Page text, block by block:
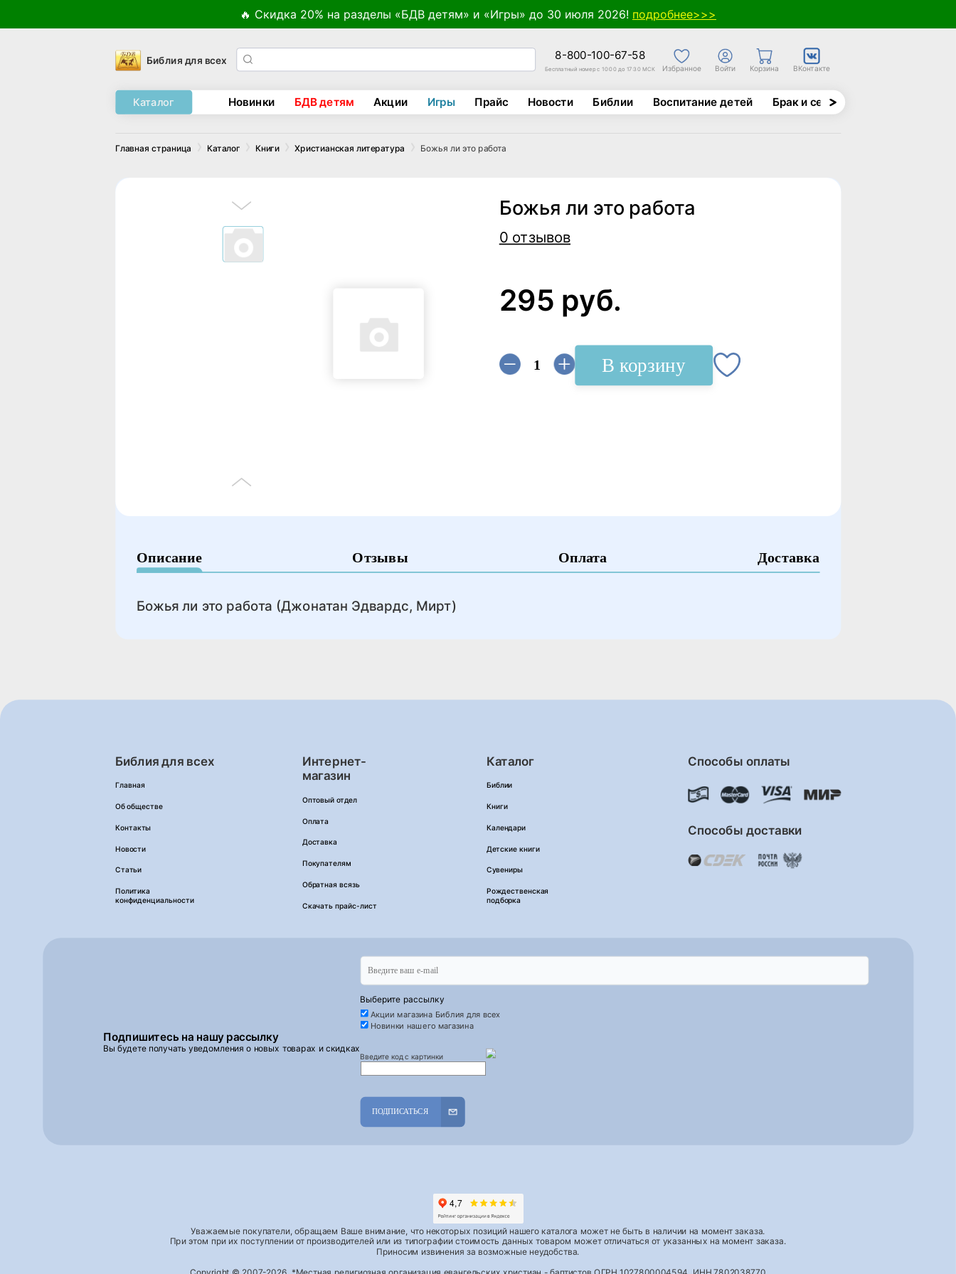
🔥 Скидка 20% на разделы «БДВ детям» и «Игры» до 30 июля 2026! подробнее>>>
Библия для всех 8-800-100-67-58
Бесплатный номер с 10:00 до 17:30 МСК Избранное Войти Корзина ВКонтакте
Каталог Новинки БДВ детям Акции Игры Прайс Новости Библии Воспитание детей Брак и семья
Главная страница Каталог Книги Христианская литература Божья ли это работа
Божья ли это работа
0 отзывов
295 руб.
В корзину
Описание Отзывы Оплата Доставка
Божья ли это работа (Джонатан Эдвардс, Мирт)
Библия для всех
Главная
Об обществе
Контакты
Новости
Статьи
Политика
конфиденциальности
Интернет-
магазин
Оптовый отдел
Оплата
Доставка
Покупателям
Обратная всязь
Скачать прайс-лист
Каталог
Библии
Книги
Календари
Детские книги
Сувениры
Рождественская
подборка
Способы оплаты
Способы доставки
Подпишитесь на нашу рассылку
Вы будете получать уведомления о новых товарах и скидках
Выберите рассылку
Акции магазина Библия для всех
Новинки нашего магазина
Введите код с картинки
ПОДПИСАТЬСЯ
Уважаемые покупатели, обращаем Ваше внимание, что некоторых позиций нашего каталога может не быть в наличии на момент заказа.
При этом при их поступлении от производителей или из типографии стоимость данных товаром может отличаться от указанных на момент заказа.
Приносим извинения за возможные неудобства.
Copyright © 2007-2026, *Местная религиозная организация евангельских христиан - баптистов ОГРН 1027800004594, ИНН 7802038770